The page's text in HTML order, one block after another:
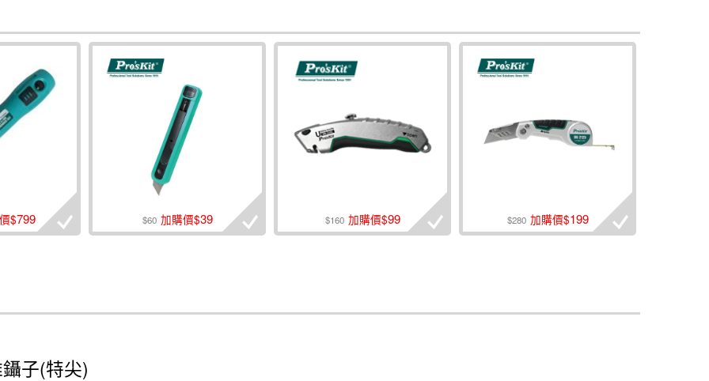
$799 $60 加購價$39 $160 加購價$99 $280 加購價$199
子(特尖)